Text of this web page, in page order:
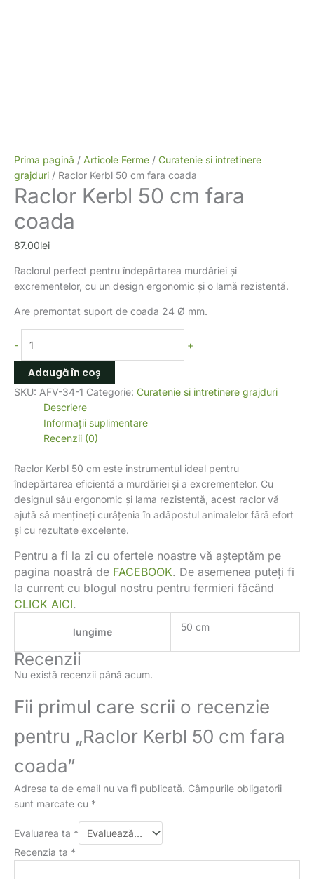
Prima pagină / Articole Ferme / Curatenie si intretinere
grajduri / Raclor Kerbl 50 cm fara coada
Raclor Kerbl 50 cm fara
coada
87.00lei
Raclorul perfect pentru îndepărtarea murdăriei și
excrementelor, cu un design ergonomic și o lamă rezistentă.
Are premontat suport de coada 24 Ø mm.
- +
Adaugă în coș
SKU: AFV-34-1 Categorie: Curatenie si intretinere grajduri
Descriere
Informații suplimentare
Recenzii (0)
Raclor Kerbl 50 cm este instrumentul ideal pentru
îndepărtarea eficientă a murdăriei și a excrementelor. Cu
designul său ergonomic și lama rezistentă, acest raclor vă
ajută să mențineți curățenia în adăpostul animalelor fără efort
și cu rezultate excelente.
Pentru a fi la zi cu ofertele noastre vă așteptăm pe
pagina noastră de FACEBOOK. De asemenea puteți fi
la current cu blogul nostru pentru fermieri făcând
CLICK AICI.
lungime 50 cm
Recenzii
Nu există recenzii până acum.
Fii primul care scrii o recenzie
pentru „Raclor Kerbl 50 cm fara
coada”
Adresa ta de email nu va fi publicată. Câmpurile obligatorii
sunt marcate cu *
Evaluarea ta *
Recenzia ta *